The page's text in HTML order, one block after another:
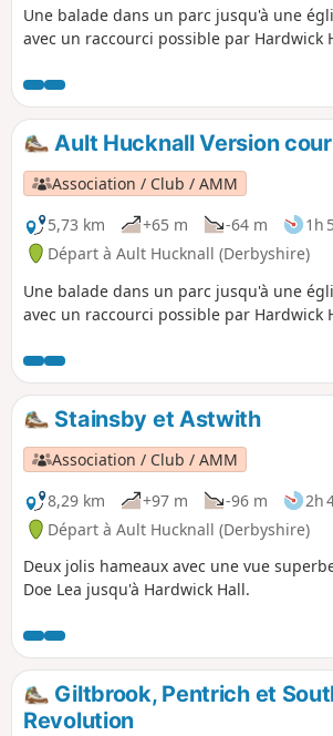
Une balade dans un parc jusqu'à une
avec un raccourci possible par Hardwick
Ault Hucknall Version
Association / Club / AMM
5,73 km
+65 m -64 m 1h
Départ à Ault Hucknall (Derbyshire)
Une balade dans un parc jusqu'à une
avec un raccourci possible par Hardwick
Stainsby et Astwith
Association / Club / AMM
8,29 km
+97 m -96 m 2h
Départ à Ault Hucknall (Derbyshire)
Deux jolis hameaux avec une vue
Doe Lea jusqu'à Hardwick Hall.
Giltbrook, Pentrich et
Revolution